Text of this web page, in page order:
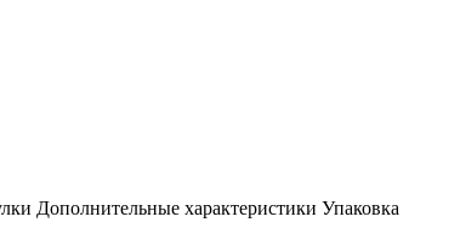
Дополнительные характеристики Упаковка